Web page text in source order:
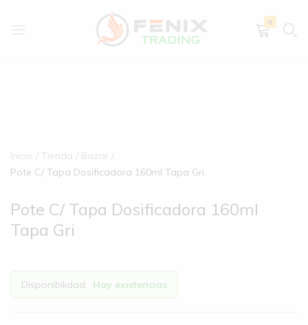
al
Por
de
hogar,
bazar,
ferretería
0
Inicio Tienda
Bazar
Pote C/ Tapa Dosificadora 160ml Tapa Gri
Pote C/ Tapa Dosificadora 160ml
Tapa Gri
Disponibilidad: Hay existencias